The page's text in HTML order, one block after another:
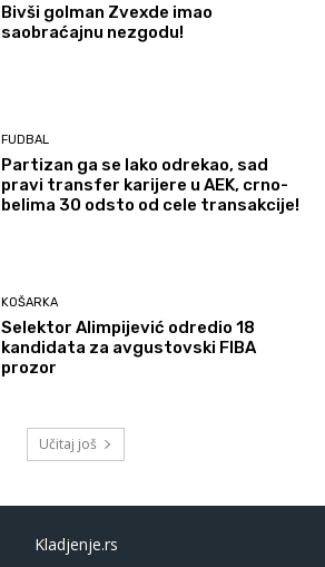
Bivši golman Zvexde imao
saobraćajnu nezgodu!
FUDBAL
Partizan ga se lako odrekao, sad
pravi transfer karijere u AEK, crno-
belima 30 odsto od cele transakcije!
KOŠARKA
Selektor Alimpijević odredio 18
kandidata za avgustovski FIBA
prozor
Učitaj još
Kladjenje.rs